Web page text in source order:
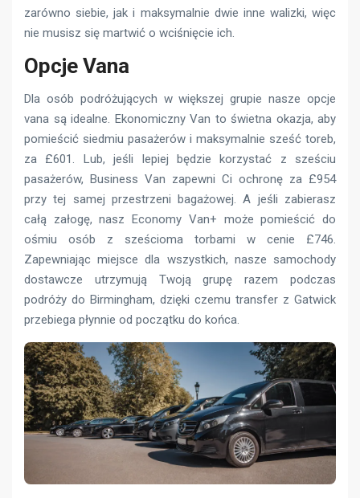
zarówno siebie, jak i maksymalnie dwie inne walizki, więc
nie musisz się martwić o wciśnięcie ich.
Opcje Vana
Dla osób podróżujących w większej grupie nasze opcje
vana są idealne. Ekonomiczny Van to świetna okazja, aby
pomieścić siedmiu pasażerów i maksymalnie sześć toreb,
za £601. Lub, jeśli lepiej będzie korzystać z sześciu
pasażerów, Business Van zapewni Ci ochronę za £954
przy tej samej przestrzeni bagażowej. A jeśli zabierasz
całą załogę, nasz Economy Van+ może pomieścić do
ośmiu osób z sześcioma torbami w cenie £746.
Zapewniając miejsce dla wszystkich, nasze samochody
dostawcze utrzymują Twoją grupę razem podczas
podróży do Birmingham, dzięki czemu transfer z Gatwick
przebiega płynnie od początku do końca.